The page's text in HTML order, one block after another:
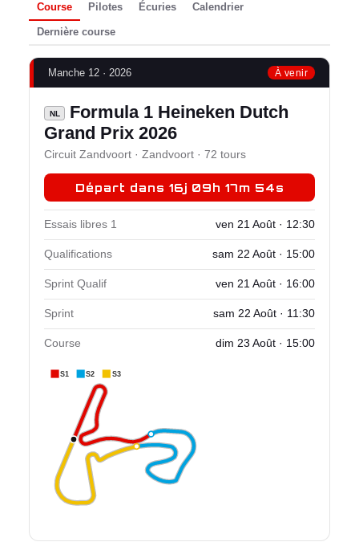
Course Pilotes Écuries Calendrier
Dernière course
Manche 12 · 2026 À venir
NL
Formula 1 Heineken Dutch
Grand Prix 2026
Circuit Zandvoort · Zandvoort · 72 tours
Départ dans 16j 09h 17m 54s
Essais libres 1 ven 21 Août · 12:30
Qualifications sam 22 Août · 15:00
Sprint Qualif ven 21 Août · 16:00
Sprint sam 22 Août · 11:30
Course dim 23 Août · 15:00
S1 S2 S3